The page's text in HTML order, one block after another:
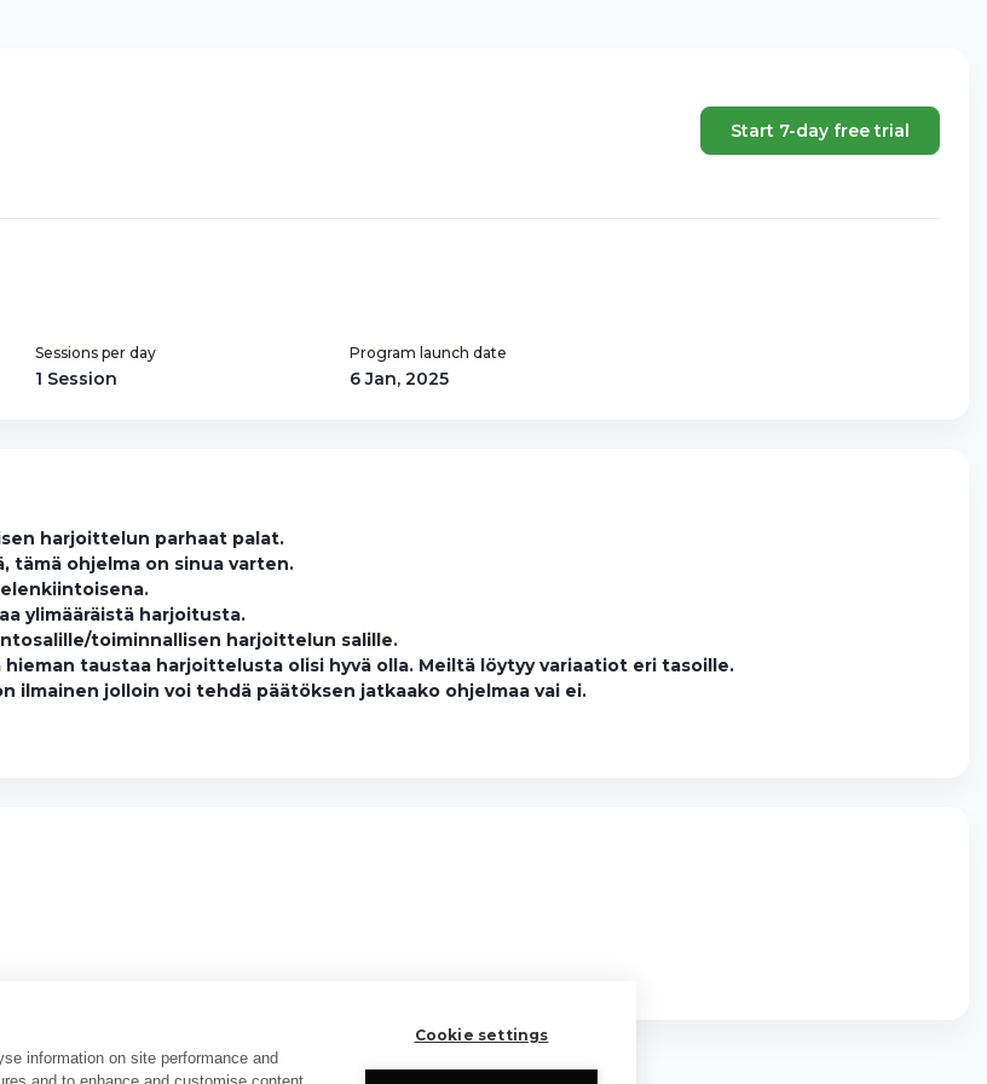
Start 7-day free trial
Sessions per day
1 Session
Program launch date
6 Jan, 2025
harjoittelun parhaat palat.
tämä ohjelma on sinua varten.
ylimääräistä harjoitusta.
toiminnallisen harjoittelun salille.
taustaa harjoittelusta olisi hyvä olla. Meiltä löytyy variaatiot eri tasoille.
ilmainen jolloin voi tehdä päätöksen jatkaako ohjelmaa vai ei.
information on site performance and
Cookie settings